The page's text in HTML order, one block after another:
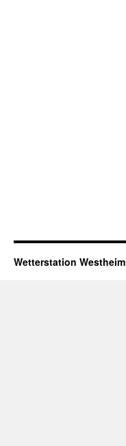
Wetterstation Westheim